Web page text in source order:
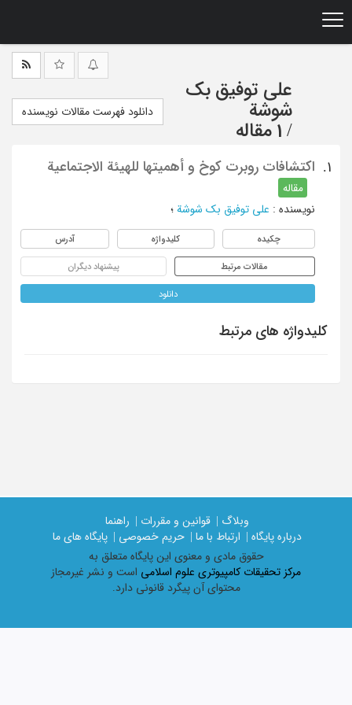
علی توفیق بک
شوشة
/ 1 مقاله
دانلود فهرست مقالات نویسنده
1. اکتشافات روبرت کوخ و أهمیتها للهیئة الاجتماعیة
مقاله
نویسنده : علی توفیق بک شوشة ؛
چکیده کلیدواژه آدرس
مقالات مرتبط پیشنهاد دیگران
دانلود
کلیدواژه های مرتبط
وبلاگ | قوانین و مقررات |
راهنما
درباره پایگاه |
ارتباط با ما | حریم خصوصی |
پایگاه های ما
حقوق مادی و معنوی اين پايگاه متعلق به
مرکز تحقیقات کامپیوتری علوم اسلامی است و نشر غیرمجاز
محتوای آن پیگرد قانونی دارد.